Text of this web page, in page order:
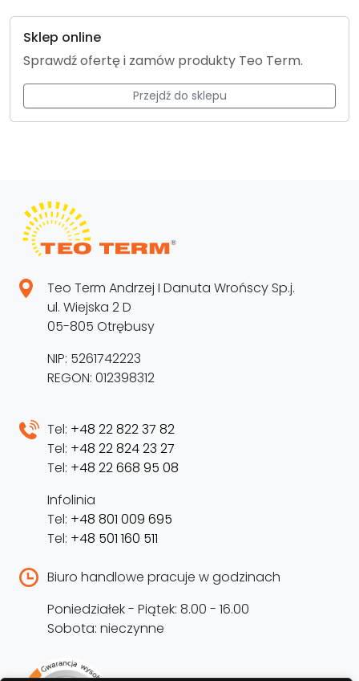
Sklep online
Sprawdź ofertę i zamów produkty Teo Term.
Przejdź do sklepu
Teo Term Andrzej I Danuta Wrońscy Sp.j.
ul. Wiejska 2 D
05-805 Otrębusy
NIP: 5261742223
REGON: 012398312
Tel: +48 22 822 37 82
Tel: +48 22 824 23 27
Tel: +48 22 668 95 08
Infolinia
Tel: +48 801 009 695
Tel: +48 501 160 511
Biuro handlowe pracuje w godzinach
Poniedziałek - Piątek: 8.00 - 16.00
Sobota: nieczynne